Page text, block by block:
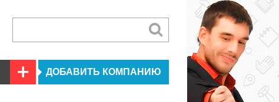
ДОБАВИТЬ КОМПАНИЮ